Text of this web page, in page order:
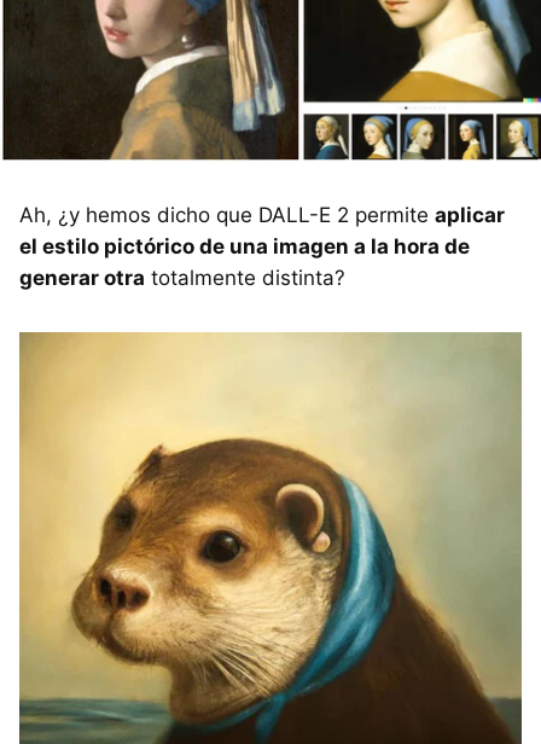
Ah, ¿y hemos dicho que DALL-E 2 permite aplicar
el estilo pictórico de una imagen a la hora de
generar otra totalmente distinta?